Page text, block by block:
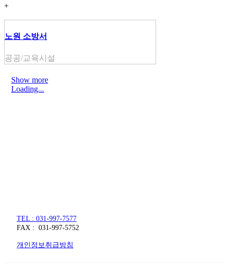
+
노원 소방서
공공/교육시설
Show more
Loading...
TEL : 031-997-7577
FAX : 031-997-5752
개인정보취급방침